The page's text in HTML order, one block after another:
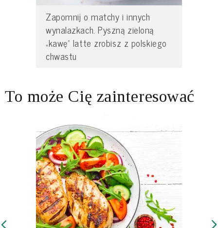
Zapomnij o matchy i innych
wynalazkach. Pyszną zieloną
„kawę” latte zrobisz z polskiego
chwastu
To może Cię zainteresować